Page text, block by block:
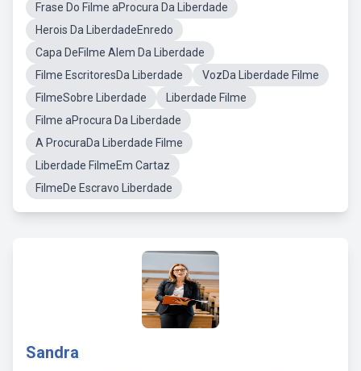
Frase Do Filme aProcura Da Liberdade
Herois Da LiberdadeEnredo
Capa DeFilme Alem Da Liberdade
Filme EscritoresDa Liberdade
VozDa Liberdade Filme
FilmeSobre Liberdade
Liberdade Filme
Filme aProcura Da Liberdade
A ProcuraDa Liberdade Filme
Liberdade FilmeEm Cartaz
FilmeDe Escravo Liberdade
Sandra